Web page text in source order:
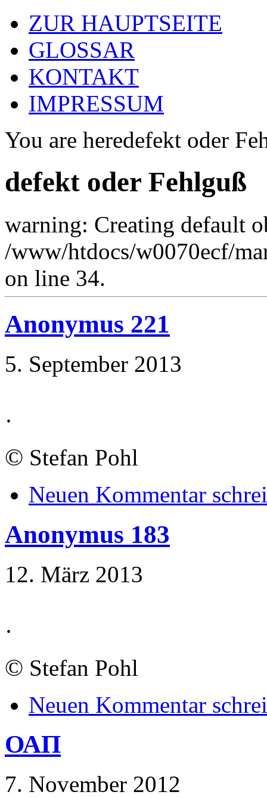
ZUR HAUPTSEITE
GLOSSAR
KONTAKT
IMPRESSUM
You are heredefekt oder
defekt oder Fehlguß
warning: Creating default
/www/htdocs/w0070ecf/
on line 34.
Anonymus 221
5. September 2013
·
© Stefan Pohl
Neuen Kommentar
Anonymus 183
12. März 2013
·
© Stefan Pohl
Neuen Kommentar
ΟΑΠ
7. November 2012